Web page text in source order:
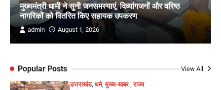
मुख्यमंत्री धामी ने सुनी जनसमस्याएं, दिव्यांगजनों और वरिष्ठ
नागरिकों को वितरित किए सहायक उपकरण
admin August 1, 2026
Popular Posts View All
उत्तराखंड,धर्म,मुख्य-खबर,राज्य